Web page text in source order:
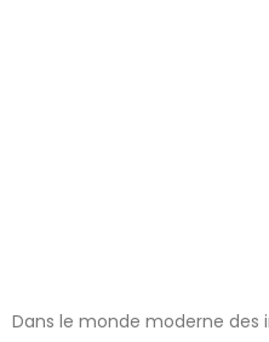
Dans le monde moderne